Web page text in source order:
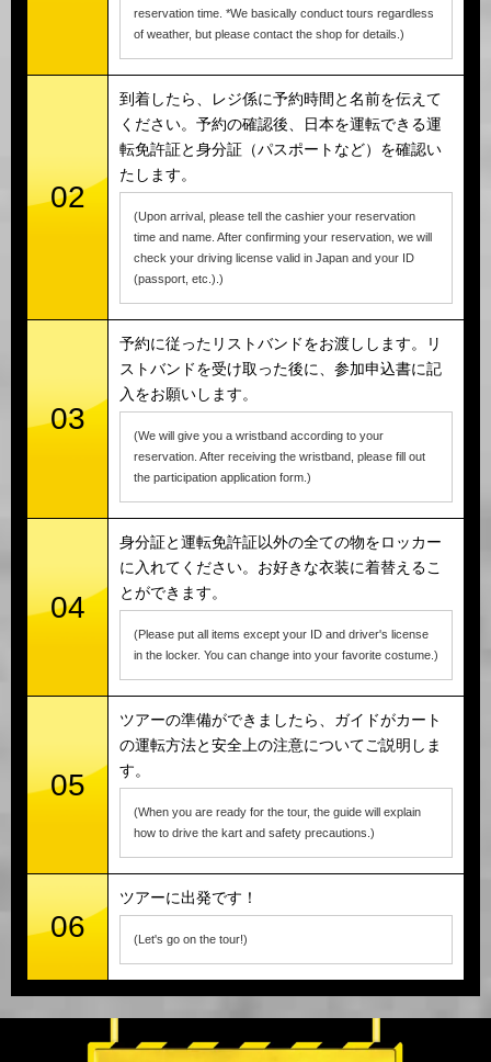
reservation time. *We basically conduct tours regardless
of weather, but please contact the shop for details.)
02
到着したら、レジ係に予約時間と名前を伝えて
ください。予約の確認後、日本を運転できる運
転免許証と身分証（パスポートなど）を確認い
たします。
(Upon arrival, please tell the cashier your reservation
time and name. After confirming your reservation, we will
check your driving license valid in Japan and your ID
(passport, etc.).)
03
予約に従ったリストバンドをお渡しします。リ
ストバンドを受け取った後に、参加申込書に記
入をお願いします。
(We will give you a wristband according to your
reservation. After receiving the wristband, please fill out
the participation application form.)
04
身分証と運転免許証以外の全ての物をロッカー
に入れてください。お好きな衣装に着替えるこ
とができます。
(Please put all items except your ID and driver's license
in the locker. You can change into your favorite costume.)
05
ツアーの準備ができましたら、ガイドがカート
の運転方法と安全上の注意についてご説明しま
す。
(When you are ready for the tour, the guide will explain
how to drive the kart and safety precautions.)
06
ツアーに出発です！
(Let's go on the tour!)